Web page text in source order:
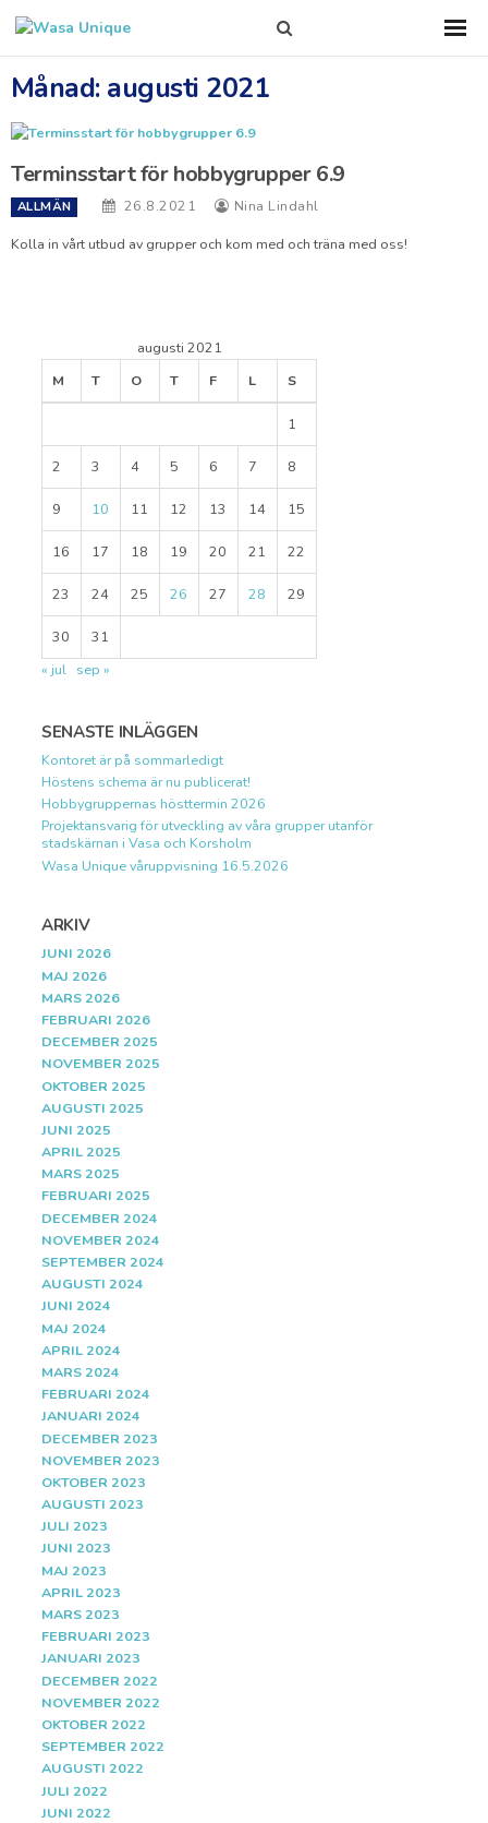
this
Månad: augusti 2021
Terminsstart för hobbygrupper 6.9
ALLMÄN 26.8.2021 Nina Lindahl
Kolla in vårt utbud av grupper och kom med och träna med oss!
augusti 2021
M
T O T F L S
1
2 3 4 5 6 7 8
9 10 11 12 13 14 15
16 17 18 19 20 21 22
23 24 25 26 27 28 29
30
31
« jul sep »
SENASTE INLÄGGEN
Kontoret är på sommarledigt
Höstens schema är nu publicerat!
Hobbygruppernas hösttermin 2026
Projektansvarig för utveckling av våra grupper utanför
stadskärnan i Vasa och Korsholm
Wasa Unique våruppvisning 16.5.2026
ARKIV
JUNI 2026
MAJ 2026
MARS 2026
FEBRUARI 2026
DECEMBER 2025
NOVEMBER 2025
OKTOBER 2025
AUGUSTI 2025
JUNI 2025
APRIL 2025
MARS 2025
FEBRUARI 2025
DECEMBER 2024
NOVEMBER 2024
SEPTEMBER 2024
AUGUSTI 2024
JUNI 2024
MAJ 2024
APRIL 2024
MARS 2024
FEBRUARI 2024
JANUARI 2024
DECEMBER 2023
NOVEMBER 2023
OKTOBER 2023
AUGUSTI 2023
JULI 2023
JUNI 2023
MAJ 2023
APRIL 2023
MARS 2023
FEBRUARI 2023
JANUARI 2023
DECEMBER 2022
NOVEMBER 2022
OKTOBER 2022
SEPTEMBER 2022
AUGUSTI 2022
JULI 2022
JUNI 2022